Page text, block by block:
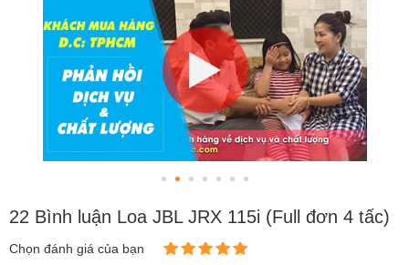
22 Bình luận Loa JBL JRX 115i (Full đơn 4 tấc)
Chọn đánh giá của bạn